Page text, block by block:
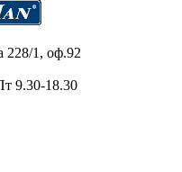
228/1, оф.92
9.30-18.30